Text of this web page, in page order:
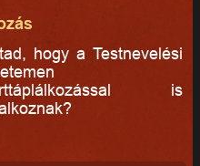
hogy a Testnevelési
is